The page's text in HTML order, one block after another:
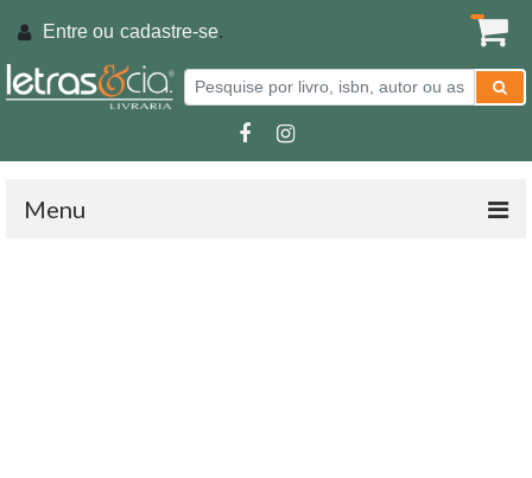
Entre ou cadastre-se.
Menu